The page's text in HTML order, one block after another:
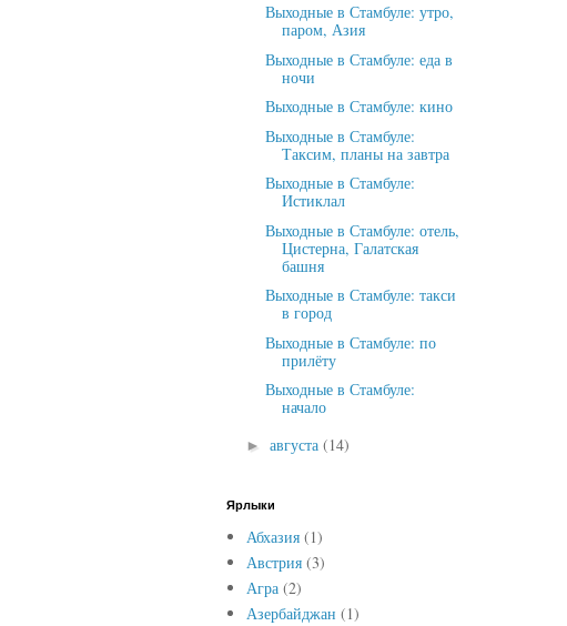
Выходные в Стамбуле: утро,
паром, Азия
Выходные в Стамбуле: еда в
ночи
Выходные в Стамбуле: кино
Выходные в Стамбуле:
Таксим, планы на завтра
Выходные в Стамбуле:
Истиклал
Выходные в Стамбуле: отель,
Цистерна, Галатская
башня
Выходные в Стамбуле: такси
в город
Выходные в Стамбуле: по
прилёту
Выходные в Стамбуле:
начало
► августа (14)
Ярлыки
Абхазия (1)
Австрия (3)
Агра (2)
Азербайджан (1)